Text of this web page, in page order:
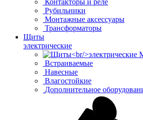
Рубильники
Монтажные аксессуары
Трансформаторы
Щиты
электрические
Встраиваемые
Навесные
Влагостойкие
Дополнительное